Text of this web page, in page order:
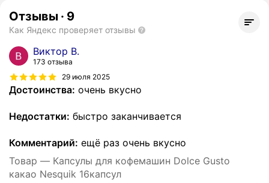
Отзывы · 9
Как Яндекс проверяет отзывы
Виктор В.
173 отзыва
29 июля 2025
Достоинства: очень вкусно
Недостатки: быстро заканчивается
Комментарий: ещё раз очень вкусно
Товар — Капсулы для кофемашин Dolce Gusto
какао Nesquik 16капсул